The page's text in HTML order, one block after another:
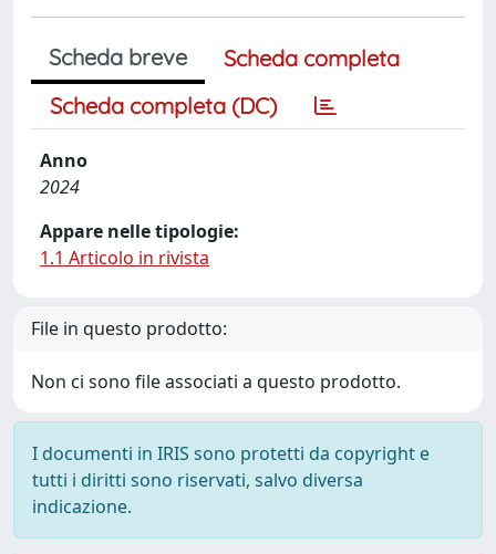
Scheda breve
Scheda completa
Scheda completa (DC)
Anno
2024
Appare nelle tipologie:
1.1 Articolo in rivista
File in questo prodotto:
Non ci sono file associati a questo prodotto.
I documenti in IRIS sono protetti da copyright e
tutti i diritti sono riservati, salvo diversa
indicazione.